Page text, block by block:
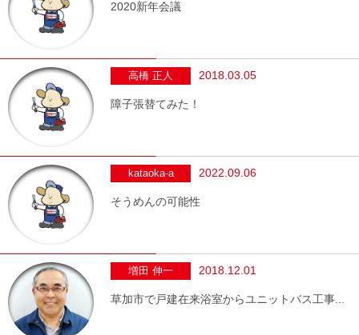
2020新年会議
高橋 正人 2018.03.05
障子張替てみた！
kataoka-a 2022.09.06
そうめんの可能性
増田 伸一 2018.12.01
草加市で戸建在来浴室からユニットバス工事...